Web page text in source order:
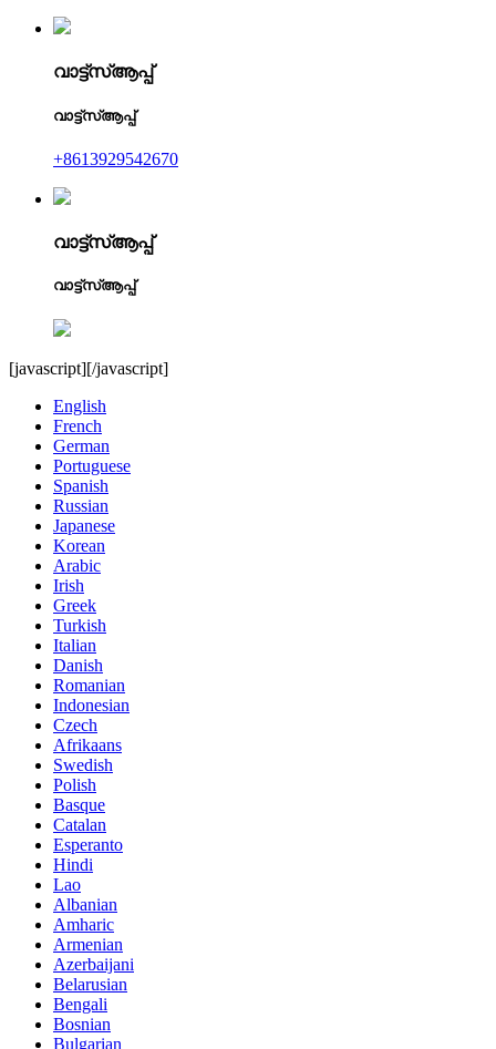
വാട്ട്‌സ്ആപ്പ്
വാട്ട്‌സ്ആപ്പ്
+8613929542670
വാട്ട്‌സ്ആപ്പ്
വാട്ട്‌സ്ആപ്പ്
[javascript][/javascript]
English
French
German
Portuguese
Spanish
Russian
Japanese
Korean
Arabic
Irish
Greek
Turkish
Italian
Danish
Romanian
Indonesian
Czech
Afrikaans
Swedish
Polish
Basque
Catalan
Esperanto
Hindi
Lao
Albanian
Amharic
Armenian
Azerbaijani
Belarusian
Bengali
Bosnian
Bulgarian